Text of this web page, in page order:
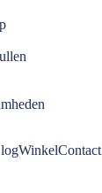
WinkelContact